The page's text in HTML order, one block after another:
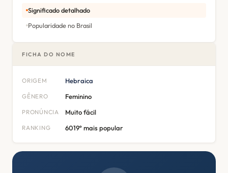
Significado detalhado
Popularidade no Brasil
FICHA DO NOME
ORIGEM Hebraica
GÊNERO Feminino
PRONÚNCIA Muito fácil
RANKING 6019º mais popular